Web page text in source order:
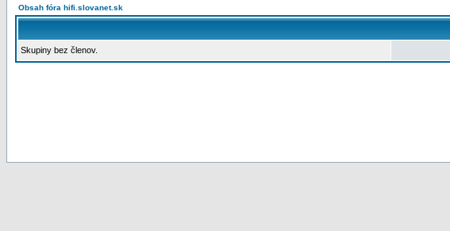
Obsah fóra hifi.slovanet.sk
Skupiny bez členov.